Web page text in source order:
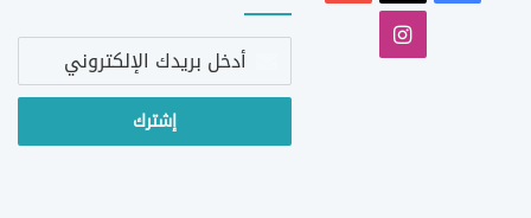
انستقرام
أدخل
الإلكتروني